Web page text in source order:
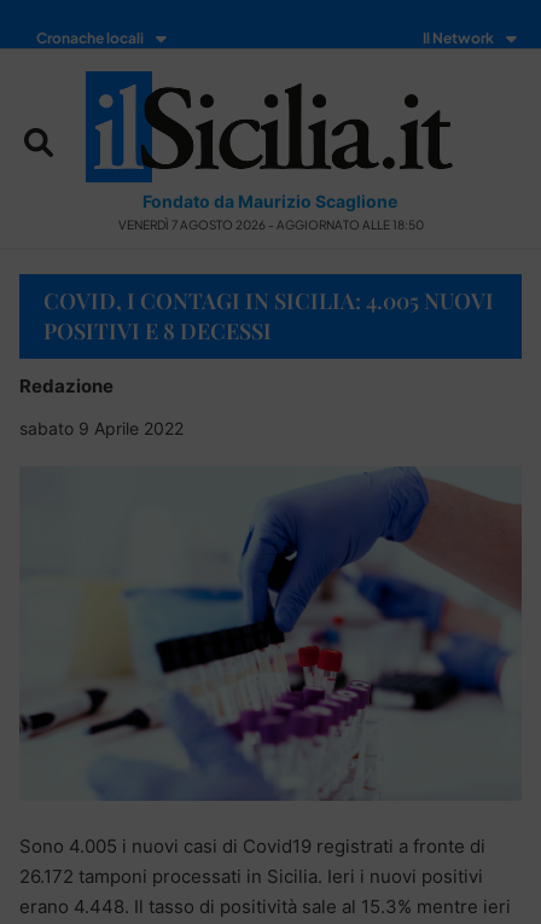
Cronache locali Il Network
Fondato da Maurizio Scaglione
VENERDÌ 7 AGOSTO 2026 - AGGIORNATO ALLE 18:50
COVID, I CONTAGI IN SICILIA: 4.005 NUOVI
POSITIVI E 8 DECESSI
Redazione
sabato 9 Aprile 2022
Sono 4.005 i nuovi casi di Covid19 registrati a fronte di
26.172 tamponi processati in Sicilia. Ieri i nuovi positivi
erano 4.448. Il tasso di positività sale al 15.3% mentre ieri